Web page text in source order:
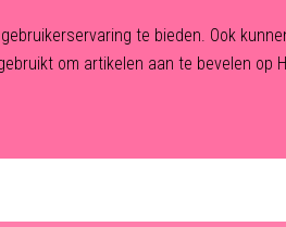
te bieden. Ook
om artikelen aan te bevelen op